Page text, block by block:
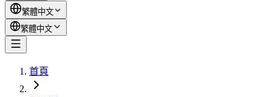
繁體中文
繁體中文
首頁